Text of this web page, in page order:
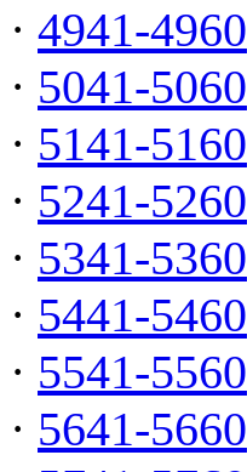
· 4941-4960
· 5041-5060
· 5141-5160
· 5241-5260
· 5341-5360
· 5441-5460
· 5541-5560
· 5641-5660